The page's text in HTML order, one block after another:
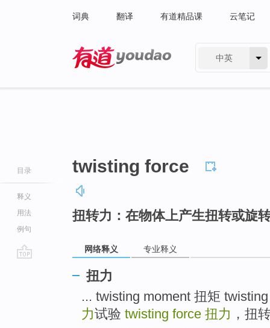
词典 翻译 有道精品课 云笔记
中英
目录
释义
用法
例句
twisting force
扭转力：在物体上产生扭转或旋
网络释义 专业释义
扭力
... twisting moment 扭矩
力试验 twisting force 扭力 ，扭